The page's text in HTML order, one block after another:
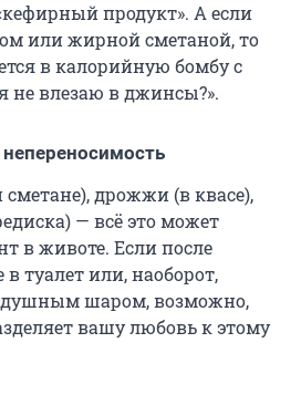
продукт». А если
или жирной сметаной, то
в калорийную бомбу с
не влезаю в джинсы?».
сметане), дрожжи (в квасе),
— всё это может
в животе. Если после
туалет или, наоборот,
шаром, возможно,
вашу любовь к этому